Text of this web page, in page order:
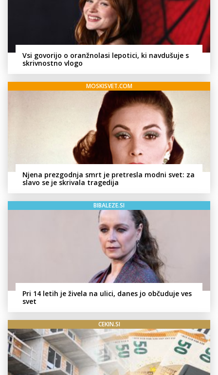
Vsi govorijo o oranžnolasi lepotici, ki navdušuje s
skrivnostno vlogo
MOSKISVET.COM
Njena prezgodnja smrt je pretresla modni svet: za
slavo se je skrivala tragedija
BIBALEZE.SI
Pri 14 letih je živela na ulici, danes jo občuduje ves
svet
CEKIN.SI